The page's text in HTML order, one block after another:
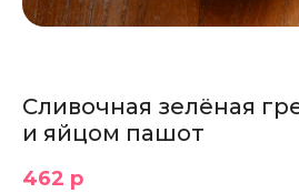
Сливочная зелёная
и яйцом пашот
462 р